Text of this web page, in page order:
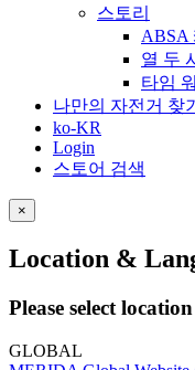
스토리
ABSA
열 두
타임
나만의 자전거 찾기
ko-KR
Login
스토어 검색
×
Location &
Please select
GLOBAL